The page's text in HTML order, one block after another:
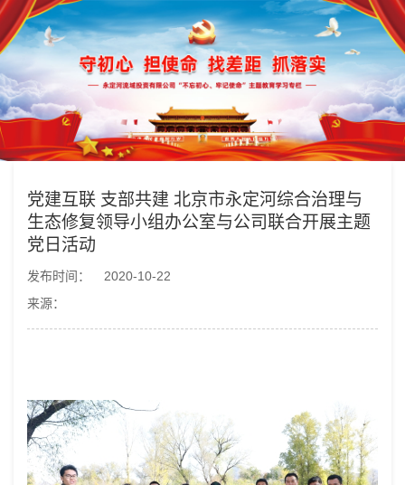
党建互联 支部共建 北京市永定河综合治理与
生态修复领导小组办公室与公司联合开展主题
党日活动
发布时间：
2020-10-22
来源：